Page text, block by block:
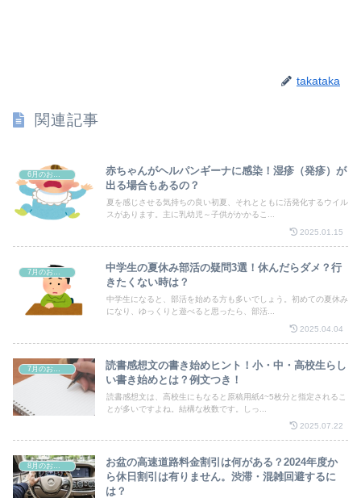
takataka
関連記事
6月のお祭り
赤ちゃんがヘルパンギーナに感染！湿疹（発疹）が
出る場合もあるの？
夏を感じさせる気持ちの良い初夏、それとともに活発化するウイル
スがあります。主に乳幼児～子供がかかるこ...
2025.01.15
中学生の夏休み部活の疑問3選！休んだらダメ？行
きたくない時は？
中学生になると、部活を始める方も多いでしょう。初めての夏休み
になり、ゆっくりと遊べると思ったら、部活...
2025.04.04
読書感想文の書き始めヒント！小・中・高校生らし
い書き始めとは？例文つき！
読書感想文は、高校生にもなると原稿用紙4~5枚分と指定されるこ
とが多いですよね。結構な枚数です。しっ...
2025.07.22
8月のお祭り
お盆の高速道路料金割引は何がある？2024年度か
ら休日割引は有りません。渋滞・混雑回避するに
は？